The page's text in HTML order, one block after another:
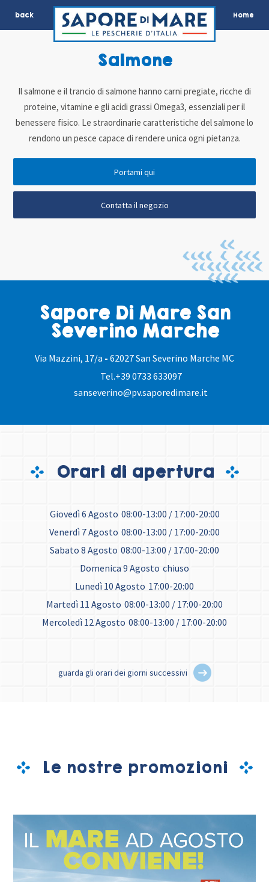
back Home
Sapore Di Mare San
Severino Marche
Via Mazzini, 17/a - 62027 San Severino Marche MC
Tel.+39 0733 633097
sanseverino@pv.saporedimare.it
Salmone
Il salmone e il trancio di salmone hanno carni pregiate, ricche di
proteine, vitamine e gli acidi grassi Omega3, essenziali per il
benessere fisico. Le straordinarie caratteristiche del salmone lo
rendono un pesce capace di rendere unica ogni pietanza.
Portami qui
Contatta il negozio
Orari di apertura
Giovedì 6 Agosto 08:00-13:00 / 17:00-20:00
Venerdì 7 Agosto 08:00-13:00 / 17:00-20:00
Sabato 8 Agosto 08:00-13:00 / 17:00-20:00
Domenica 9 Agosto chiuso
Lunedì 10 Agosto 17:00-20:00
Martedì 11 Agosto 08:00-13:00 / 17:00-20:00
Mercoledì 12 Agosto 08:00-13:00 / 17:00-20:00
guarda gli orari dei giorni successivi
Le nostre promozioni